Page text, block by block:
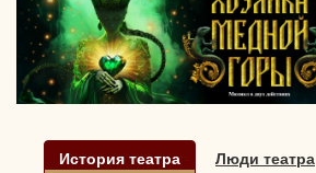
История театра Люди театра